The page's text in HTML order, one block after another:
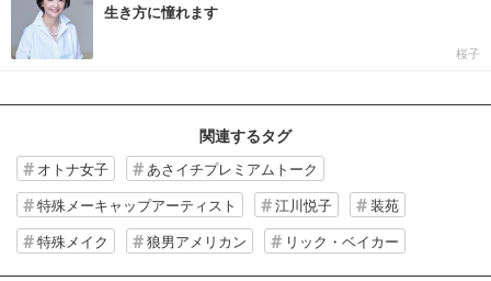
生き方に憧れます
桜子
関連するタグ
オトナ女子
あさイチプレミアムトーク
特殊メーキャップアーティスト
江川悦子
装苑
特殊メイク
狼男アメリカン リック・ベイカー